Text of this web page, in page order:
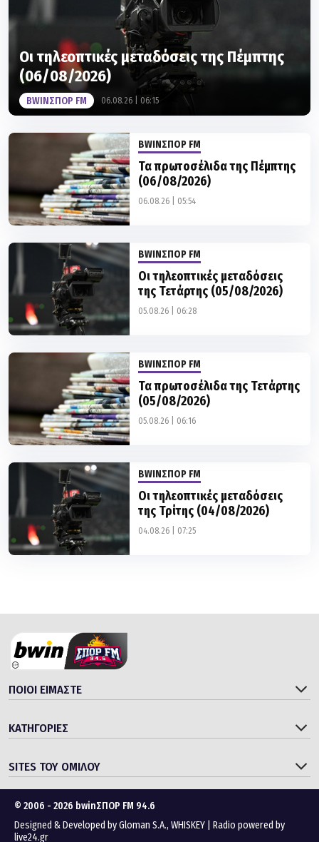
Οι τηλεοπτικές μεταδόσεις της Πέμπτης
(06/08/2026)
BWINΣΠΟΡ FM 06.08.26 | 06:15
BWINΣΠΟΡ FM
Τα πρωτοσέλιδα της Πέμπτης
(06/08/2026)
06.08.26 | 05:54
BWINΣΠΟΡ FM
Οι τηλεοπτικές μεταδόσεις
της Τετάρτης (05/08/2026)
05.08.26 | 06:28
BWINΣΠΟΡ FM
Τα πρωτοσέλιδα της Τετάρτης
(05/08/2026)
05.08.26 | 06:16
BWINΣΠΟΡ FM
Οι τηλεοπτικές μεταδόσεις
της Τρίτης (04/08/2026)
04.08.26 | 07:25
ΠΟΙΟΙ ΕΙΜΑΣΤΕ
ΚΑΤΗΓΟΡΙΕΣ
SITES ΤΟΥ ΟΜΙΛΟΥ
© 2006 - 2026 bwinΣΠΟΡ FM 94.6
Designed & Developed byGloman S.A., WHISKEY
Radio powered by
live24.gr